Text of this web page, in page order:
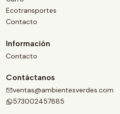
Ecotransportes
Contacto
Información
Contacto
Contáctanos
ventas@ambientesverdes.com
573002457885